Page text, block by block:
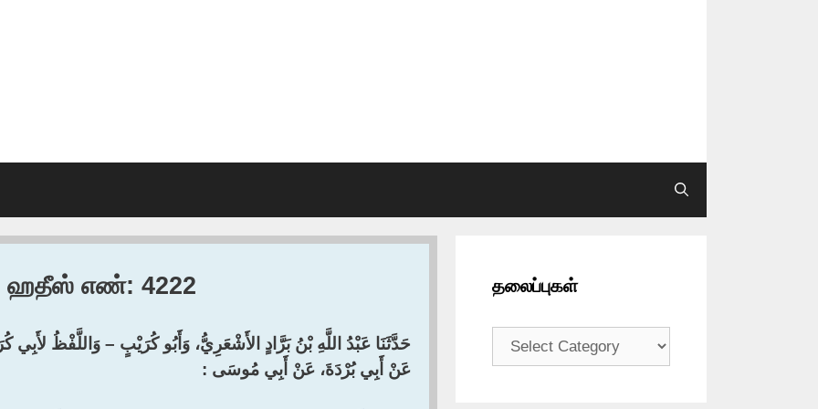
ஹதீஸ் எண்: 4222
حَدَّثَنَا عَبْدُ اللَّهِ بْنُ بَرَّادٍ الأَشْعَرِيُّ، وَأَبُو كُرَيْبٍ – وَاللَّفْظُ لأَبِي
عَنْ أَبِي بُرْدَةَ، عَنْ أَبِي مُوسَى :‏
தலைப்புகள்
தலைப்புகள்